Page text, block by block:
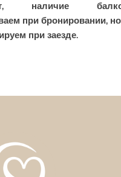
наличие
при бронировании,
при заезде.